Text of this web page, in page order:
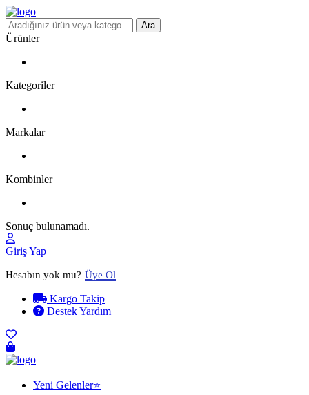
Ara
Ürünler
Kategoriler
Markalar
Kombinler
Sonuç bulunamadı.
Giriş Yap
Hesabın yok mu? Üye Ol
Kargo Takip
Destek Yardım
Yeni Gelenler⭐